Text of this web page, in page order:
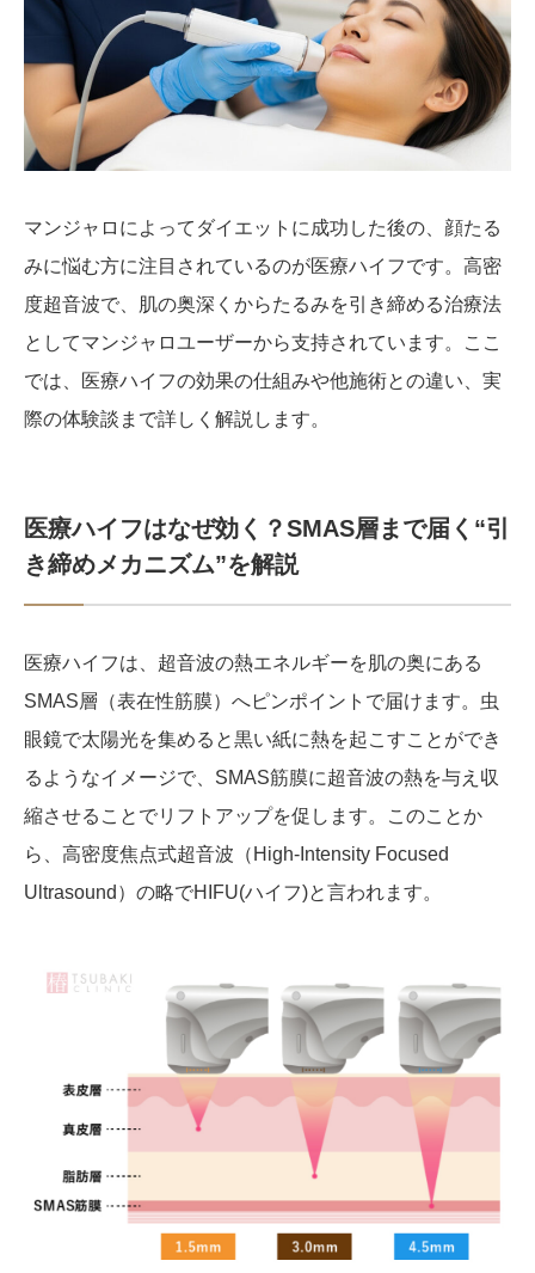
マンジャロによってダイエットに成功した後の、顔たる
みに悩む方に注目されているのが医療ハイフです。高密
度超音波で、肌の奥深くからたるみを引き締める治療法
としてマンジャロユーザーから支持されています。ここ
では、医療ハイフの効果の仕組みや他施術との違い、実
際の体験談まで詳しく解説します。
医療ハイフはなぜ効く？SMAS層まで届く“引
き締めメカニズム”を解説
医療ハイフは、超音波の熱エネルギーを肌の奥にある
SMAS層（表在性筋膜）へピンポイントで届けます。虫
眼鏡で太陽光を集めると黒い紙に熱を起こすことができ
るようなイメージで、SMAS筋膜に超音波の熱を与え収
縮させることでリフトアップを促します。このことか
ら、高密度焦点式超音波（High-Intensity Focused
Ultrasound）の略でHIFU(ハイフ)と言われます。